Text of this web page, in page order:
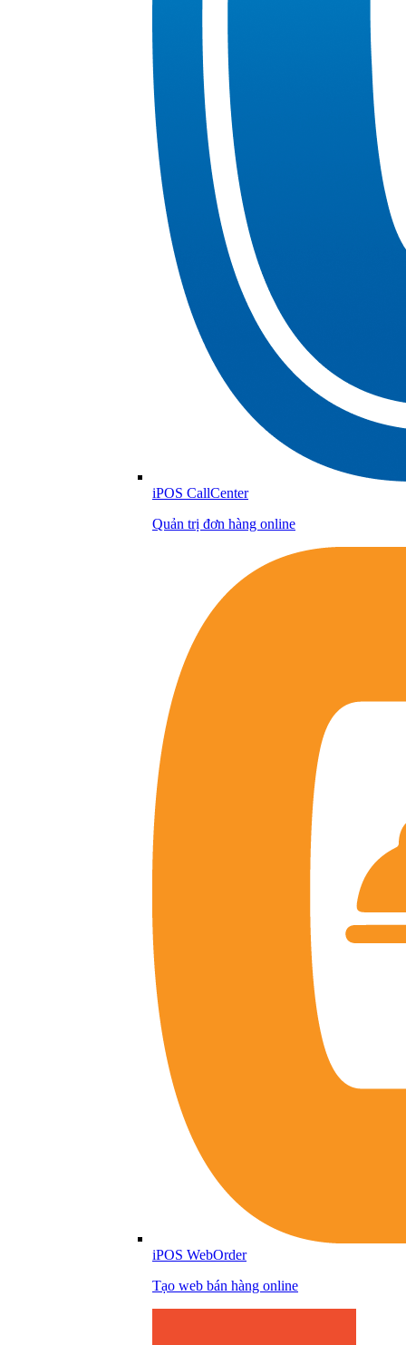
iPOS CallCenter
Quản trị đơn hàng online
iPOS WebOrder
Tạo web bán hàng online